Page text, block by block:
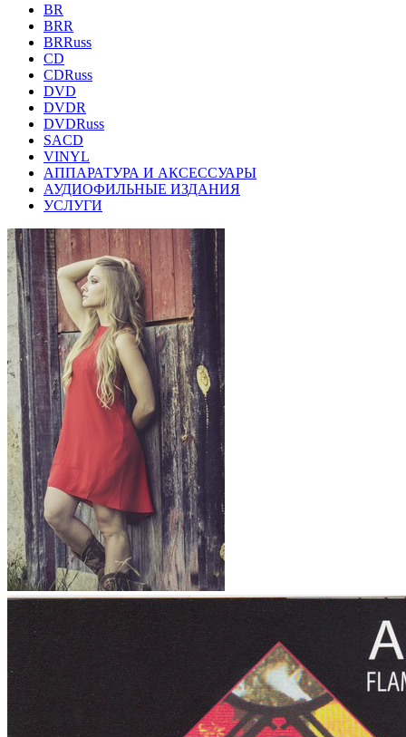
BR
BRR
BRRuss
CD
CDRuss
DVD
DVDR
DVDRuss
SACD
VINYL
АППАРАТУРА И АКСЕССУАРЫ
АУДИОФИЛЬНЫЕ ИЗДАНИЯ
УСЛУГИ